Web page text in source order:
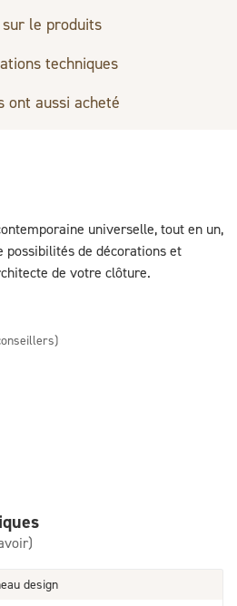
le produits
techniques
ont aussi acheté
universelle, tout en un,
de décorations et
de votre clôture.
design